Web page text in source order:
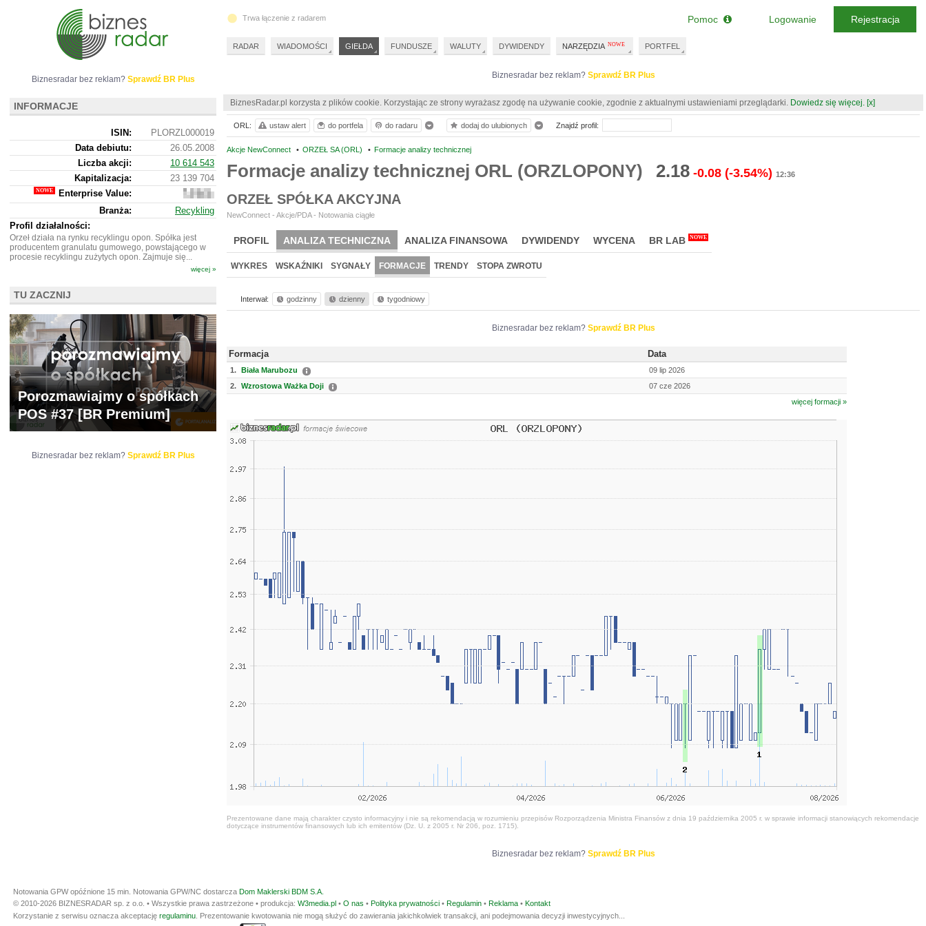
Biznesradar bez reklam? Sprawdź BR Plus
BiznesRadar.pl korzysta z plików cookie. Korzystając ze strony wyrażasz zgodę na używanie cookie, zgodnie z aktualnymi ustawieniami przeglądarki. Dowiedz się więcej. [x]
Akcje NewConnect • ORZEŁ SA (ORL) • Formacje analizy technicznej
Formacje analizy technicznej ORL (ORZLOPONY) 2.18 -0.08 (-3.54%) 12:36
ORZEŁ SPÓŁKA AKCYJNA
NewConnect - Akcje/PDA - Notowania ciągłe
PROFIL ANALIZA TECHNICZNA ANALIZA FINANSOWA DYWIDENDY WYCENA BR LAB NOWE
WYKRES WSKAŹNIKI SYGNAŁY FORMACJE TRENDY STOPA ZWROTU
Interwał: godzinny dzienny tygodniowy
Biznesradar bez reklam? Sprawdź BR Plus
Formacja Data
1. Biała Marubozu
09 lip 2026
2. Wzrostowa Ważka Doji
07 cze 2026
więcej formacji »
Prezentowane dane mają charakter czysto informacyjny i nie są rekomendacją w rozumieniu przepisów Rozporządzenia Ministra Finansów z dnia 19 października 2005 r. w sprawie informacji stanowiących rekomendacje
dotyczące instrumentów finansowych lub ich emitentów (Dz. U. z 2005 r. Nr 206, poz. 1715).
Biznesradar bez reklam? Sprawdź BR Plus
ORL: ustaw alert do portfela do radaru dodaj do ulubionych Znajdź profil:
Biznesradar bez reklam? Sprawdź BR Plus
INFORMACJE
ISIN:
PLORZL000019
Data debiutu:
26.05.2008
Liczba akcji:
10 614 543
Kapitalizacja:
23 139 704
Enterprise Value:
43
545
704
Branża:
Recykling
Profil działalności:
Orzeł działa na rynku recyklingu opon. Spółka jest
producentem granulatu gumowego, powstającego w
procesie recyklingu zużytych opon. Zajmuje się...
więcej »
TU ZACZNIJ
Porozmawiajmy o spółkach
POS #37 [BR Premium]
Biznesradar bez reklam? Sprawdź BR Plus
Trwa łączenie z radarem
RADAR WIADOMOŚCI GIEŁDA FUNDUSZE WALUTY DYWIDENDY NARZĘDZIA PORTFEL
Pomoc Logowanie Rejestracja
Notowania GPW opóźnione 15 min. Notowania GPW/NC dostarcza Dom Maklerski BDM S.A.
© 2010-2026 BIZNESRADAR sp. z o.o. • Wszystkie prawa zastrzeżone • produkcja: W3media.pl • O nas • Polityka prywatności • Regulamin • Reklama • Kontakt
Korzystanie z serwisu oznacza akceptację regulaminu . Prezentowanie kwotowania nie mogą służyć do zawierania jakichkolwiek transakcji, ani podejmowania decyzji inwestycyjnych...